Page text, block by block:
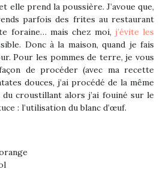
elle prend la poussière. J’avoue que,
parfois des frites au restaurant
foraine… mais chez moi, j’évite les
Donc à la maison, quand je fais
Pour les pommes de terre, je vous
de procéder (avec ma recette
douces, j’ai procédé de la même
croustillant alors j’ai fouiné sur le
: l’utilisation du blanc d’œuf.